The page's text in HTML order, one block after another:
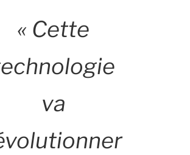
« Cette
va